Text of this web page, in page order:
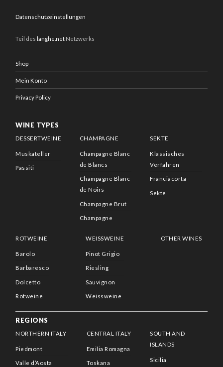
Datenschutzeinstellungen
Teil deslanghe.net Netzwerks
Shop
Mein Konto
Privacy Policy
WINE TYPES
DESSERTWEINE
Muskateller
Passiti
CHAMPAGNE
Champagne Blanc
de Blancs
Champagne Blanc
de Noirs
Champagne Brut
Champagne
SEKTE
Klassisches
Verfahren
Franciacorta
Sekte
ROTWEINE
Barolo
Barbaresco
Dolcetto
Rotweine
WEISSWEINE
Pinot Grigio
Riesling
Sauvignon
Weissweine
OTHER WINES
REGIONS
NORTHERN ITALY
Piedmont
Valle d’Aosta
CENTRAL ITALY
Emilia Romagna
Toskana
SOUTH AND
ISLANDS
Sicilia